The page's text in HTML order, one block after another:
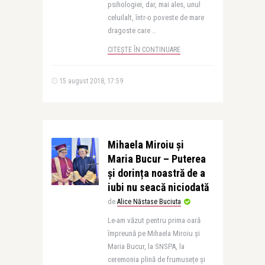
psihologiei, dar, mai ales, unul
celuilalt, într-o poveste de mare
dragoste care ..
CITEȘTE ÎN CONTINUARE
15 august 2018, 17:59
Mihaela Miroiu și
Maria Bucur – Puterea
și dorința noastră de a
iubi nu seacă niciodată
de Alice Năstase Buciuta
Le-am văzut pentru prima oară
împreună pe Mihaela Miroiu și
Maria Bucur, la SNSPA, la
ceremonia plină de frumusețe și